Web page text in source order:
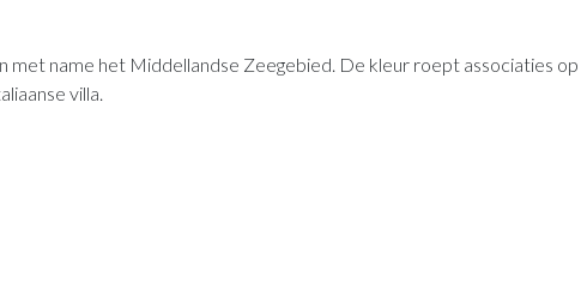
name het Middellandse Zeegebied. De kleur roept associaties
villa.